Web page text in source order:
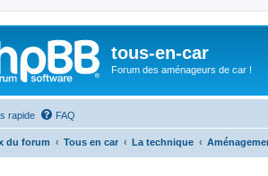
tous-en-car
Forum des aménageurs de car !
rapide FAQ
du forum Tous en car La technique